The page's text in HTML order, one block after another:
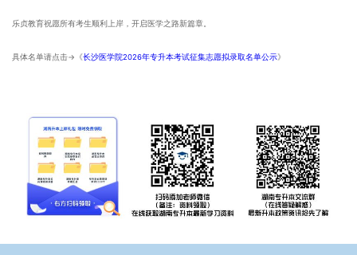
乐贞教育祝愿所有考生顺利上岸，开启医学之路新篇章。
具体名单请点击→《长沙医学院2026年专升本考试征集志愿拟录取名单公示》